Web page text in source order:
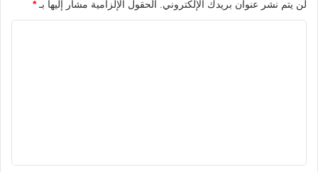
لن يتم نشر عنوان بريدك الإلكتروني. الحقول الإلزامية مشار إليها بـ*